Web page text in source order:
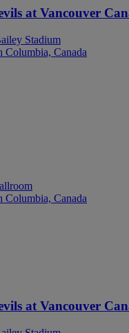
at Vancouver
Stadium
Columbia, Canada
Columbia, Canada
at Vancouver